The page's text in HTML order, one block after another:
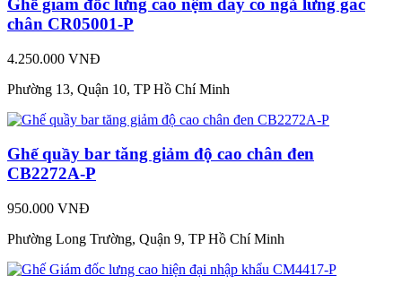
Ghế giám đốc lưng cao nệm dày có ngả lưng gác
chân CR05001-P
4.250.000 VNĐ
Phường 13, Quận 10, TP Hồ Chí Minh
Ghế quầy bar tăng giảm độ cao chân đen
CB2272A-P
950.000 VNĐ
Phường Long Trường, Quận 9, TP Hồ Chí Minh